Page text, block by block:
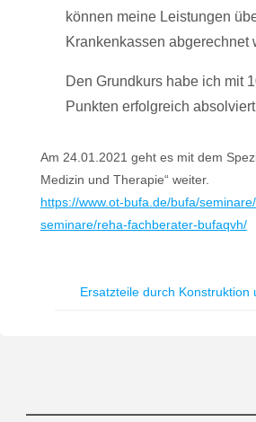
können meine Leistungen
Krankenkassen abgerechnet
Den Grundkurs habe ich mit
Punkten erfolgreich
Am 24.01.2021 geht es mit dem
Medizin und Therapie“ weiter.
https://www.ot-bufa.de/bufa/
seminare/reha-fachberater-bufaqvh/
Ersatzteile durch Konstruktion